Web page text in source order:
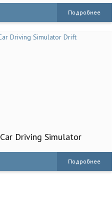
Подробнее
Car Driving Simulator
Подробнее